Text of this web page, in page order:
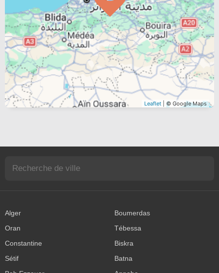
Leaflet | © Google Maps
Alger
Boumerdas
Oran
Tébessa
Constantine
Biskra
Sétif
Batna